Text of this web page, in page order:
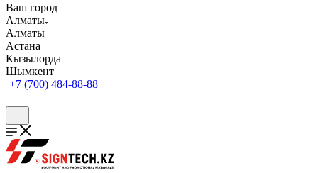
Ваш город
Алматы
Алматы
Астана
Кызылорда
Шымкент
+7 (700) 484-88-88